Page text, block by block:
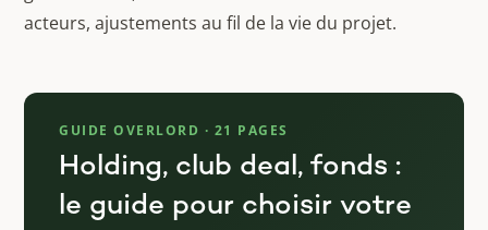
acteurs, ajustements au fil de la vie du projet.
GUIDE OVERLORD · 21 PAGES
Holding, club deal, fonds :
le guide pour choisir votre